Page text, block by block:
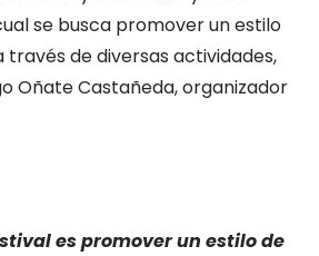
se busca promover un estilo
través de diversas actividades,
Oñate Castañeda, organizador
es promover un estilo de